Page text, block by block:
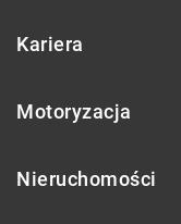
Kariera
Motoryzacja
Nieruchomości